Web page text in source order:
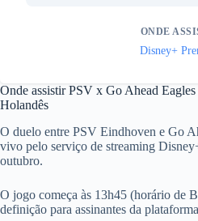
ONDE
Disney+
Onde assistir PSV x Go Ahead
Holandês
O duelo entre PSV Eindhoven e Go
vivo pelo serviço de streaming
outubro.
O jogo começa às 13h45 (horário de
definição para assinantes da